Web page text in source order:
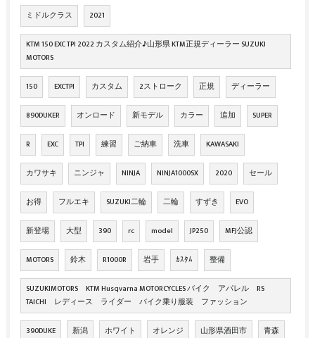
ミドルクラス 2021
KTM 150 EXC TPI 2022 カスタム紹介♪山形県 KTM正規ディーラー SUZUKI
MOTORS
150 EXCTPI カスタム 2ストローク 正規 ディーラー
890DUKER オンロード 新モデル カラー 追加 SUPER
R EXC TPI 練習 ご納車 洗車 KAWASAKI
カワサキ ニンジャ NINJA NINJA1000SX 2020 セール
お得 フルエキ SUZUKI二輪 二輪 すずき EVO
新登場 大型 390 rc model JP250 MFJ公認
MOTORS 鈴木 R1000R 岩手 ｶｽﾀﾑ 整備
SUZUKIMOTORS KTM Husqvarna MOTORCYCLES バイク アパレル RS
TAICHI レディース ライダー バイク乗り服装 ファッション
390DUKE 新潟 ホワイト オレンジ 山形県酒田市 青森